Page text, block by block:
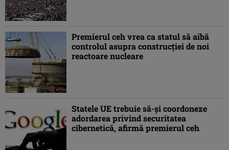
Premierul ceh vrea ca statul să aibă
controlul asupra construcţiei de noi
reactoare nucleare
Statele UE trebuie să-şi coordoneze
adordarea privind securitatea
cibernetică, afirmă premierul ceh